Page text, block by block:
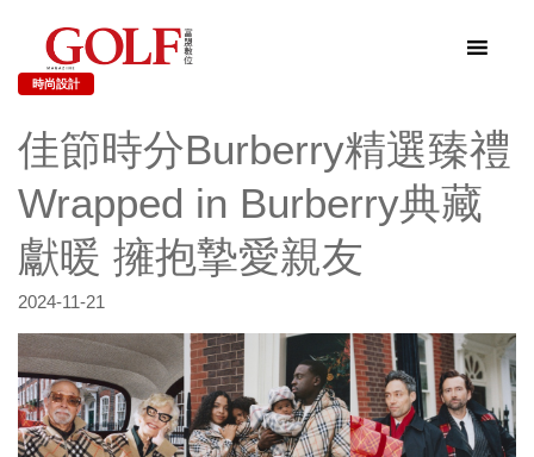
時尚設計
佳節時分Burberry精選臻禮
Wrapped in Burberry典藏
獻暖 擁抱摯愛親友
2024-11-21